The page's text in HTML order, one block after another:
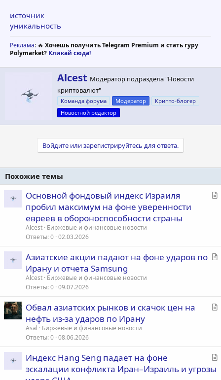
источник
уникальность
Реклама: 🔥 Хочешь получить Telegram Premium и стать гуру
Polymarket? Кликай сюда!
А
в
т
р
Alcest Модератор подраздела "Новости
криптовалют"
Команда форума Модератор
Крипто-блогер
Новостной редактор
Войдите или зарегистрируйтесь для ответа.
Похожие темы
С
Основной фондовый индекс Израиля
пробил максимум на фоне уверенности
евреев в обороноспособности страны
Alcest Биржевые и финансовые новости
Ответы 0 02.03.2026
С
я
Азиатские акции падают на фоне ударов по
Ирану и отчета Samsung
Alcest Биржевые и финансовые новости
Ответы 0 09.07.2026
С
я
Обвал азиатских рынков и скачок цен на
нефть из-за ударов по Ирану
Asal
Биржевые и финансовые новости
Ответы 0 08.06.2026
С
Индекс Hang Seng падает на фоне
эскалации конфликта Иран–Израиль и угрозы